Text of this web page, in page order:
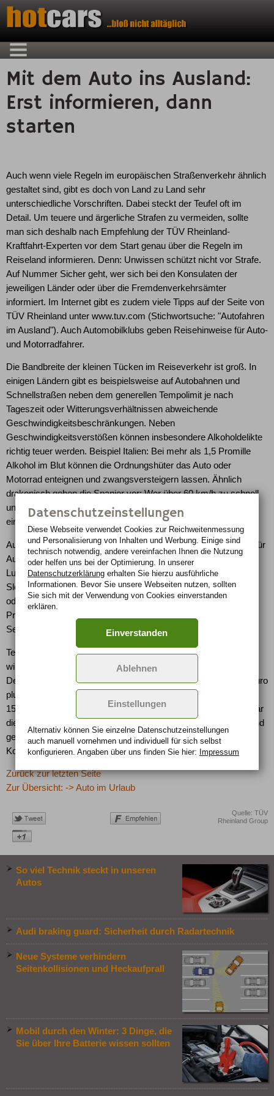
Mit dem Auto ins Ausland:
Erst informieren, dann
starten
Auch wenn viele Regeln im europäischen Straßenverkehr ähnlich
gestaltet sind, gibt es doch von Land zu Land sehr
unterschiedliche Vorschriften. Dabei steckt der Teufel oft im
Detail. Um teuere und ärgerliche Strafen zu vermeiden, sollte
man sich deshalb nach Empfehlung der TÜV Rheinland-
Kraftfahrt-Experten vor dem Start genau über die Regeln im
Reiseland informieren. Denn: Unwissen schützt nicht vor Strafe.
Auf Nummer Sicher geht, wer sich bei den Konsulaten der
jeweiligen Länder oder über die Fremdenverkehrsämter
informiert. Im Internet gibt es zudem viele Tipps auf der Seite von
TÜV Rheinland unter www.tuv.com (Stichwortsuche: "Autofahren
im Ausland"). Auch Automobilklubs geben Reisehinweise für Auto-
und Motorradfahrer.
Die Bandbreite der kleinen Tücken im Reiseverkehr ist groß. In
einigen Ländern gibt es beispielsweise auf Autobahnen und
Schnellstraßen neben dem generellen Tempolimit je nach
Tageszeit oder Witterungsverhältnissen abweichende
Geschwindigkeitsbeschränkungen. Neben
Geschwindigkeitsverstößen können insbesondere Alkoholdelikte
richtig teuer werden. Beispiel Italien: Bei mehr als 1,5 Promille
Alkohol im Blut können die Ordnungshüter das Auto oder
Motorrad enteignen und zwangsversteigern lassen. Ähnlich
drakonisch gehen die Spanier vor: Wer über 60 km/h zu schnell
unterwegs ist oder mit über 1,2 Promille erwischt wird, riskiert
einen Gefängnisaufenthalt von mindestens drei Monaten.
Auch Warnwesten sollten inzwischen zur Standardausrüstung für
Autourlauber gehören. Sie sind etwa in Österreich, Belgien,
Luxemburg, Frankreich, Italien, Spanien, Bulgarien, Kroatien,
Slowenien und der Slowakei bereits vorgeschrieben. Die gelben
oder orangefarbenen Westen müssen über das europäische
Prüfzeichen EN 471 verfügen und sind unter anderem an allen
Servicestationen des TÜV Rheinland zu kaufen.
Telefonieren am Steuer sollte generell unterlassen werden und
wird mitunter ebenfalls zu einem teuren Spaß: Während in
Deutschland das Telefonieren ohne Freisprecheinrichtung 40 Euro
plus ein Punkt in Flensburg kostet, kassieren die Niederländer
150 Euro, die Italiener mindestens 155 Euro. In Spanien ist sogar
die Verwendung von Head-Sets untersagt. Die umfassenden und
genauen Regeln des jeweiligen Landes erfährt man bei den
Konsulaten oder Botschaften.
Zurück zur letzten Seite
Zur Übersicht: -> Auto im Urlaub
Quelle: TÜV
Rheinland Group
So viel Technik steckt in unseren
Autos
Audi braking guard: Sicherheit durch Radartechnik
Neue Systeme verhindern
Seitenkollisionen und Heckaufprall
Mobil durch den Winter: 3 Dinge, die
Sie über Ihre Batterie wissen sollten
Datenschutzeinstellungen
Diese Webseite verwendet Cookies zur Reichweiten­messung
und Personalisierung von Inhalten und Werbung. Einige sind
technisch notwendig, andere vereinfachen Ihnen die Nutzung
oder helfen uns bei der Optimierung. In unserer
Datenschutzerklärungerhalten Sie hierzu ausführliche
Informationen. Bevor Sie unsere Webseiten nutzen, sollten
Sie sich mit der Verwendung von Cookies einverstanden
erklären.
Einverstanden
Ablehnen
Einstellungen
Alternativ können Sie einzelne Datenschutz­ein­stellungen
auch manuell vor­nehmen und indivi­duell für sich selbst
konfigurieren. Angaben über uns finden Sie hier: Impressum